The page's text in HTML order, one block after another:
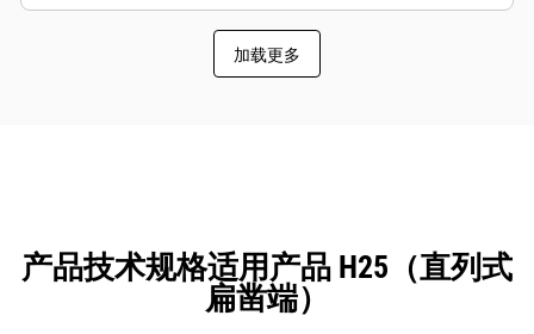
加载更多
产品技术规格适用产品 H25（直列式
扁凿端）